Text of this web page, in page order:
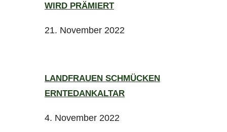
WIRD PRÄMIERT
21. November 2022
LANDFRAUEN SCHMÜCKEN
ERNTEDANKALTAR
4. November 2022